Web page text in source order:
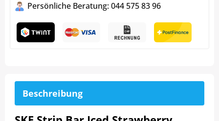
Persönliche Beratung: 044 575 83 96
Beschreibung